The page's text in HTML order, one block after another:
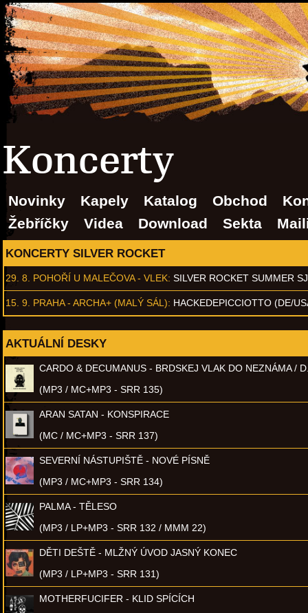
Koncerty
Novinky Kapely Katalog Obchod
Žebříčky
Videa Download Sekta
KONCERTY SILVER ROCKET
29. 8. POHOŘÍ U MALEČOVA - VLEK: SILVER ROCKET SUMMER
15. 9. PRAHA - ARCHA+ (MALÝ SÁL): HACKEDEPICCIOTTO (DE/
AKTUÁLNÍ DESKY
CARDO & DECUMANUS - BRDSKEJ VLAK DO NEZNÁMA /
(MP3 / MC+MP3 - SRR 135)
ARAN SATAN - KONSPIRACE
(MC / MC+MP3 - SRR 137)
SEVERNÍ NÁSTUPIŠTĚ - NOVÉ PÍSNĚ
(MP3 / MC+MP3 - SRR 134)
PALMA - TĚLESO
(MP3 / LP+MP3 - SRR 132 / MMM 22)
DĚTI DEŠTĚ - MLŽNÝ ÚVOD JASNÝ KONEC
(MP3 / LP+MP3 - SRR 131)
MOTHERFUCIFER - KLID SPÍCÍCH